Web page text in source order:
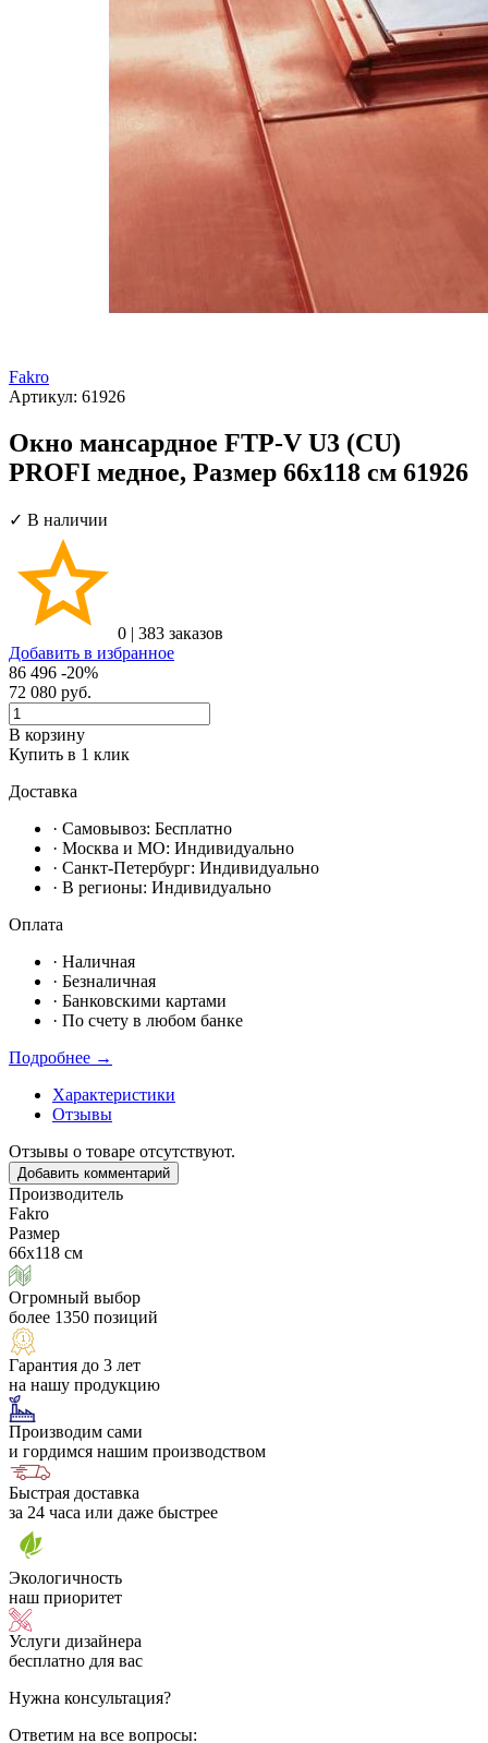
Fakro
Артикул: 61926
Окно мансардное FTP-V U3 (CU)
PROFI медное, Размер 66х118 см 61926
✓ В наличии
0 | 383 заказов
Добавить в избранное
86 496 -20%
72 080 руб.
В корзину
Купить в 1 клик
Доставка
· Самовывоз: Бесплатно
· Москвa и МО: Индивидуально
· Санкт-Петербург: Индивидуально
· В регионы: Индивидуально
Оплата
· Наличная
· Безналичная
· Банковскими картами
· По счету в любом банке
Подробнее →
Характеристики
Отзывы
Отзывы о товаре отсутствуют.
Добавить комментарий
Производитель
Fakro
Размер
66х118 см
Огромный выбор
более 1350 позиций
Гарантия до 3 лет
на нашу продукцию
Производим сами
и гордимся нашим производством
Быстрая доставка
за 24 часа или даже быстрее
Экологичность
наш приоритет
Услуги дизайнера
бесплатно для вас
Нужна консультация?
Ответим на все вопросы: